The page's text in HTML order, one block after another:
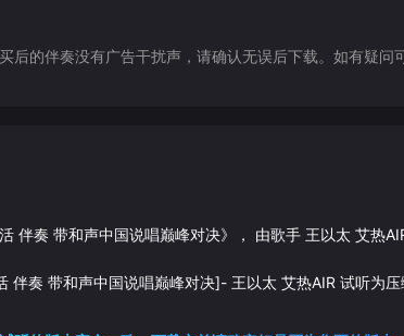
后的伴奏没有广告干扰声，请确认无误后下载。如有
伴奏 带和声中国说唱巅峰对决》， 由歌手 王以太 艾热
伴奏 带和声中国说唱巅峰对决]- 王以太 艾热AIR 试听为